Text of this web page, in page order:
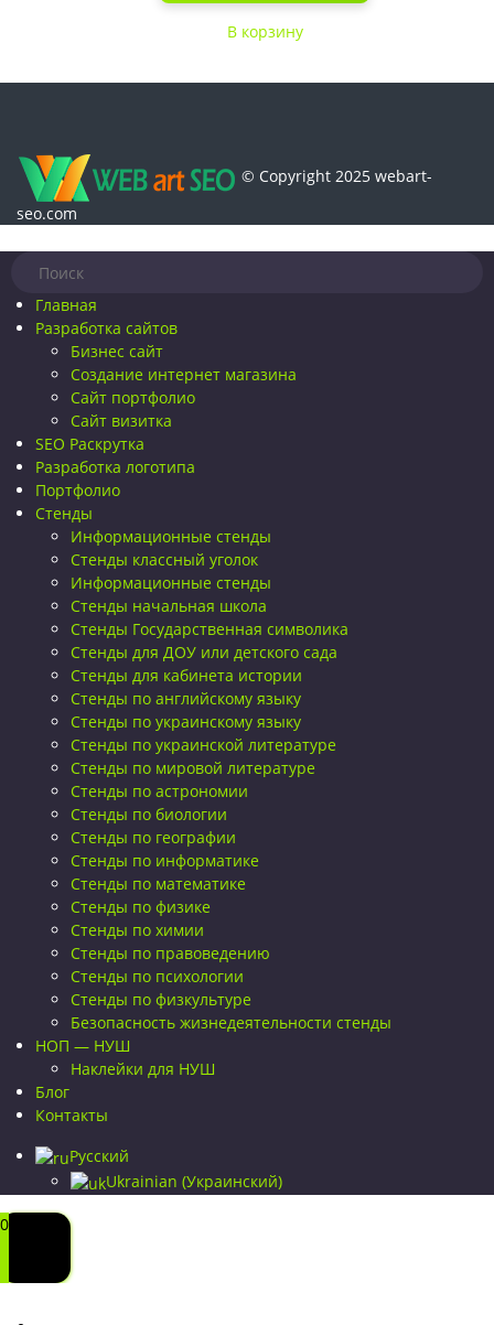
В корзину
© Copyright 2025 webart-
seo.com
Главная
Разработка сайтов
Бизнес сайт
Создание интернет магазина
Сайт портфолио
Сайт визитка
SEO Раскрутка
Разработка логотипа
Портфолио
Стенды
Информационные стенды
Стенды классный уголок
Информационные стенды
Стенды начальная школа
Стенды Государственная символика
Стенды для ДОУ или детского сада
Стенды для кабинета истории
Стенды по английскому языку
Стенды по украинскому языку
Стенды по украинской литературе
Стенды по мировой литературе
Стенды по астрономии
Стенды по биологии
Стенды по географии
Стенды по информатике
Стенды по математике
Стенды по физике
Стенды по химии
Стенды по правоведению
Стенды по психологии
Стенды по физкультуре
Безопасность жизнедеятельности стенды
НОП — НУШ
Наклейки для НУШ
Блог
Контакты
Русский
Ukrainian (Украинский)
0